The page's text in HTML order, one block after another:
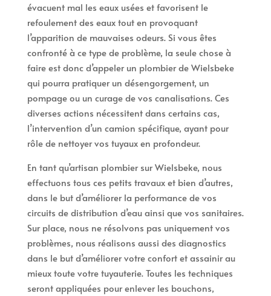
évacuent mal les eaux usées et favorisent le
refoulement des eaux tout en provoquant
l’apparition de mauvaises odeurs. Si vous êtes
confronté à ce type de problème, la seule chose à
faire est donc d’appeler un plombier de Wielsbeke
qui pourra pratiquer un désengorgement, un
pompage ou un curage de vos canalisations. Ces
diverses actions nécessitent dans certains cas,
l’intervention d’un camion spécifique, ayant pour
rôle de nettoyer vos tuyaux en profondeur.
En tant qu’artisan plombier sur Wielsbeke, nous
effectuons tous ces petits travaux et bien d’autres,
dans le but d’améliorer la performance de vos
circuits de distribution d’eau ainsi que vos sanitaires.
Sur place, nous ne résolvons pas uniquement vos
problèmes, nous réalisons aussi des diagnostics
dans le but d’améliorer votre confort et assainir au
mieux toute votre tuyauterie. Toutes les techniques
seront appliquées pour enlever les bouchons,